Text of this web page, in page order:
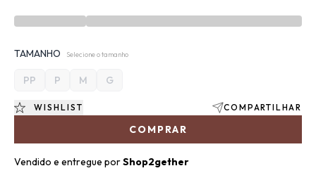
TAMANHO Selecione o tamanho
PP P M G
COMPRAR
WISHLIST COMPARTILHAR
Vendido e entregue porShop2gether